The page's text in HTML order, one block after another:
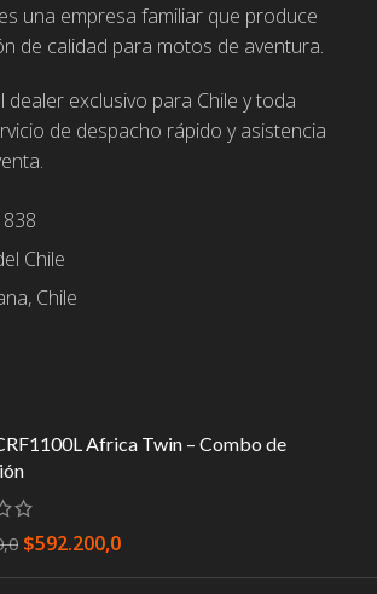
una empresa familiar que produce
de calidad para motos de aventura.
dealer exclusivo para Chile y toda
de despacho rápido y asistencia
Chile
Chile
Africa Twin – Combo de
$592.200,0